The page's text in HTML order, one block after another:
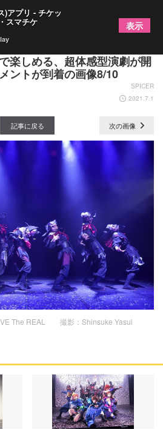
イリュージョン×プロジェク
楽しめる、超体感型演劇が開
ントが到着の画像8/10
SPICER
2021.7.1
記事に戻る 次の画像
The REAL 撮影：Shinsuke Yasui
)アプリ - チケッ
スマチケ 表示